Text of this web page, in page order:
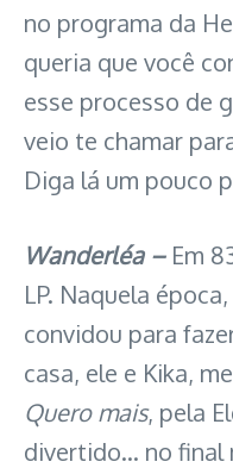
no programa da
queria que você
esse processo de
veio te chamar
Diga lá um pouco
Wanderléa –Em
LP. Naquela
convidou para
casa, ele e Kika,
Quero mais, pela
divertido… no final